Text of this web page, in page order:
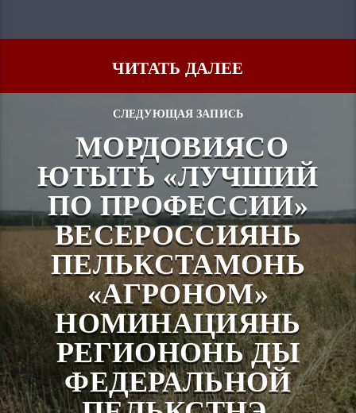
ЧИТАТЬ ДАЛЕЕ
СЛЕДУЮЩАЯ ЗАПИСЬ
МОРДОВИЯСО
ЮТЫТЬ «ЛУЧШИЙ
ПО ПРОФЕССИИ»
ВЕСЕРОССИЯНЬ
ПЕЛЬКСТАМОНЬ
«АГРОНОМ»
НОМИНАЦИЯНЬ
РЕГИОНОНЬ ДЫ
ФЕДЕРАЛЬНОЙ